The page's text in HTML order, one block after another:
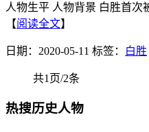
人物生平 人物背景 白胜首
【阅读全文】
日期：2020-05-11 标签： 白胜
共1页/2条
热搜历史人物